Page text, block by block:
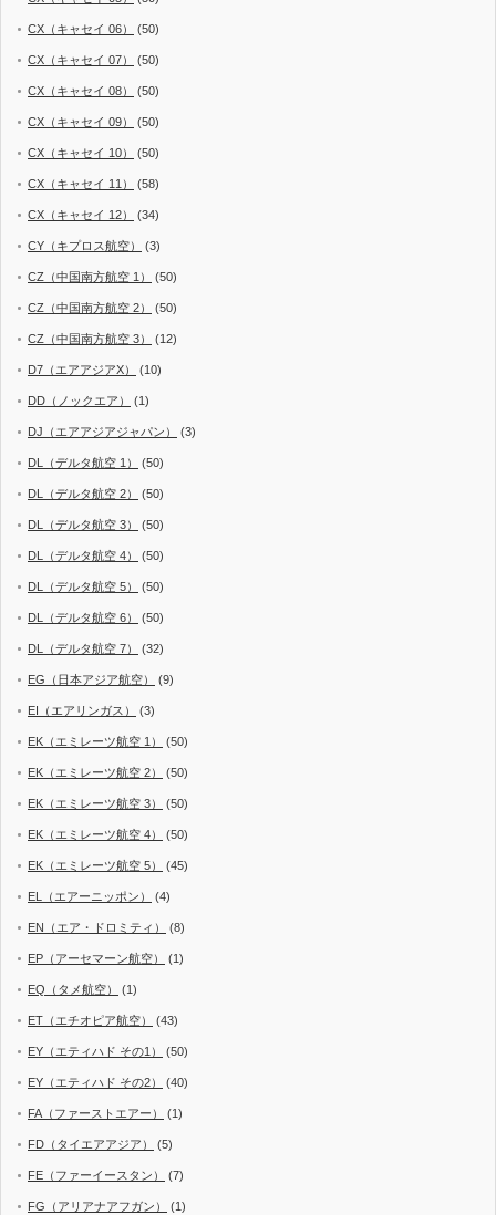
CX（キャセイ 06） (50)
CX（キャセイ 07） (50)
CX（キャセイ 08） (50)
CX（キャセイ 09） (50)
CX（キャセイ 10） (50)
CX（キャセイ 11） (58)
CX（キャセイ 12） (34)
CY（キプロス航空） (3)
CZ（中国南方航空 1） (50)
CZ（中国南方航空 2） (50)
CZ（中国南方航空 3） (12)
D7（エアアジアX） (10)
DD（ノックエア） (1)
DJ（エアアジアジャパン） (3)
DL（デルタ航空 1） (50)
DL（デルタ航空 2） (50)
DL（デルタ航空 3） (50)
DL（デルタ航空 4） (50)
DL（デルタ航空 5） (50)
DL（デルタ航空 6） (50)
DL（デルタ航空 7） (32)
EG（日本アジア航空） (9)
EI（エアリンガス） (3)
EK（エミレーツ航空 1） (50)
EK（エミレーツ航空 2） (50)
EK（エミレーツ航空 3） (50)
EK（エミレーツ航空 4） (50)
EK（エミレーツ航空 5） (45)
EL（エアーニッポン） (4)
EN（エア・ドロミティ） (8)
EP（アーセマーン航空） (1)
EQ（タメ航空） (1)
ET（エチオピア航空） (43)
EY（エティハド その1） (50)
EY（エティハド その2） (40)
FA（ファーストエアー） (1)
FD（タイエアアジア） (5)
FE（ファーイースタン） (7)
FG（アリアナアフガン） (1)